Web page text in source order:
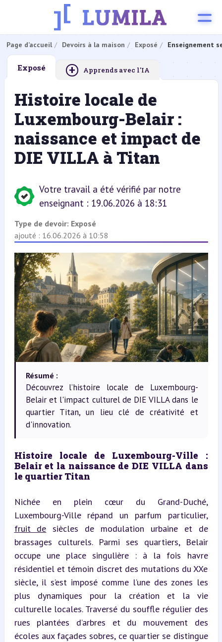
Page d’accueil Devoirs à la maison Exposé Enseignement
Exposé + Apprends avec l'IA
Histoire locale de
Luxembourg-Belair :
naissance et impact de
DIE VILLA à Titan
Votre travail a été vérifié par notre
enseignant : 19.06.2026 à 18:31
Type de devoir: Exposé
ajouté : 16.06.2026 à 10:58
Résumé :
Découvrez l’histoire locale de Luxembourg-
Belair et l'impact culturel de DIE VILLA dans le
quartier Titan, un lieu clé de créativité et
d'innovation.
Histoire locale de Luxembourg-Ville :
Belair et la naissance de DIE VILLA dans
le quartier Titan
Nichée en plein cœur du Grand-Duché,
Luxembourg-Ville répand un parfum particulier,
fruit de siècles de modulation urbaine et de
brassages culturels. Parmi ses quartiers, Belair
occupe une place singulière : à la fois havre
résidentiel et témoin discret des mutations du XXe
siècle, il s’est imposé comme l’une des zones les
plus dynamiques pour la création et la vie
culturelle locales. Traversé du souffle régulier des
rues plantées d’arbres et du mouvement des
écoles aux façades sobres, ce quartier se distingue